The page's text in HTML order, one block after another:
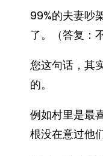
99%的夫妻吵
了。（答复：
您这句话，其
的。
例如村里是最
根没在意过他